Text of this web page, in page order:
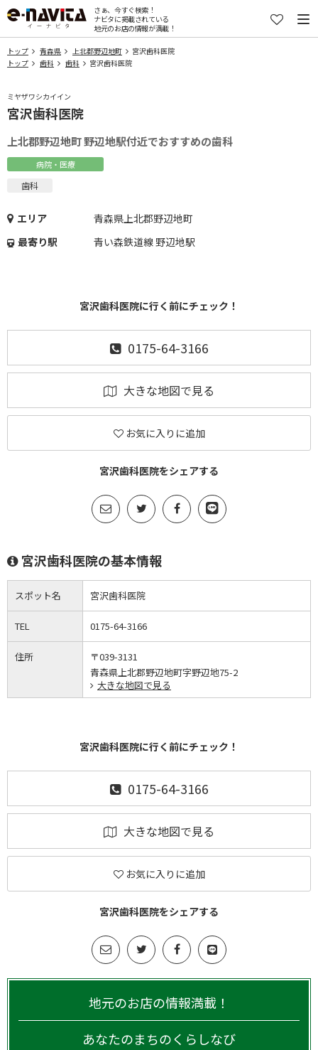
さぁ、今すぐ検索！
ナビタに掲載されている
地元のお店の情報が満載！
トップ 青森県 上北郡野辺地町
宮沢歯科医院
トップ
歯科 歯科 宮沢歯科医院
ミヤザワシカイイン
宮沢歯科医院
上北郡野辺地町 野辺地駅付近でおすすめの歯科
病院・医療
歯科
エリア
青森県上北郡野辺地町
最寄り駅
青い森鉄道線 野辺地駅
宮沢歯科医院に行く前にチェック！
0175-64-3166
大きな地図で見る
お気に入りに追加
宮沢歯科医院をシェアする
宮沢歯科医院の基本情報
スポット名 宮沢歯科医院
TEL 0175-64-3166
住所
〒039-3131
青森県上北郡野辺地町字野辺地75-2
大きな地図で見る
宮沢歯科医院に行く前にチェック！
0175-64-3166
大きな地図で見る
お気に入りに追加
宮沢歯科医院をシェアする
地元のお店の情報満載！
あなたのまちのくらしなび